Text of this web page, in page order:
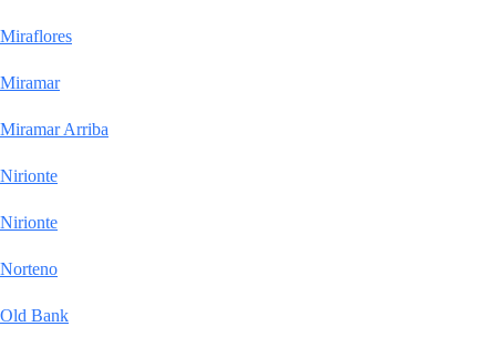
Miraflores
Miramar
Miramar Arriba
Nirionte
Nirionte
Norteno
Old Bank